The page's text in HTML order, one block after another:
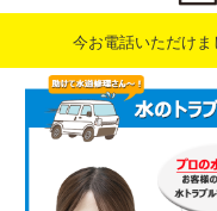
今お電話いただけま